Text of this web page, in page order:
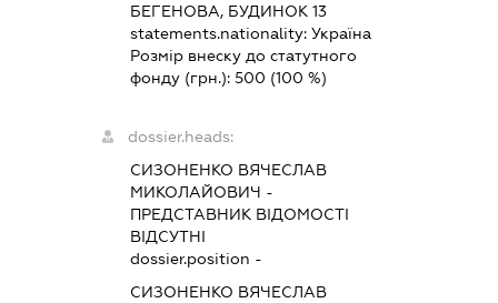
БЕГЕНОВА, БУДИНОК 13
statements.nationality:Україна
Розмір внеску до статутного
фонду (грн.):500 (100 %)
dossier.heads:
СИЗОНЕНКО ВЯЧЕСЛАВ
МИКОЛАЙОВИЧ -
ПРЕДСТАВНИК ВІДОМОСТІ
ВІДСУТНІ
dossier.position -
СИЗОНЕНКО ВЯЧЕСЛАВ